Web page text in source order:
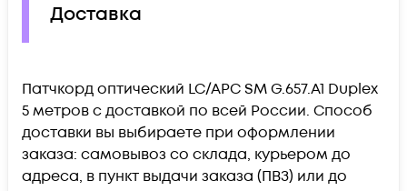
Доставка
Патчкорд оптический LC/APC SM G.657.A1 Duplex
5 метров c доставкой по всей России. Способ
доставки вы выбираете при оформлении
заказа: самовывоз со склада, курьером до
адреса, в пункт выдачи заказа (ПВЗ) или до